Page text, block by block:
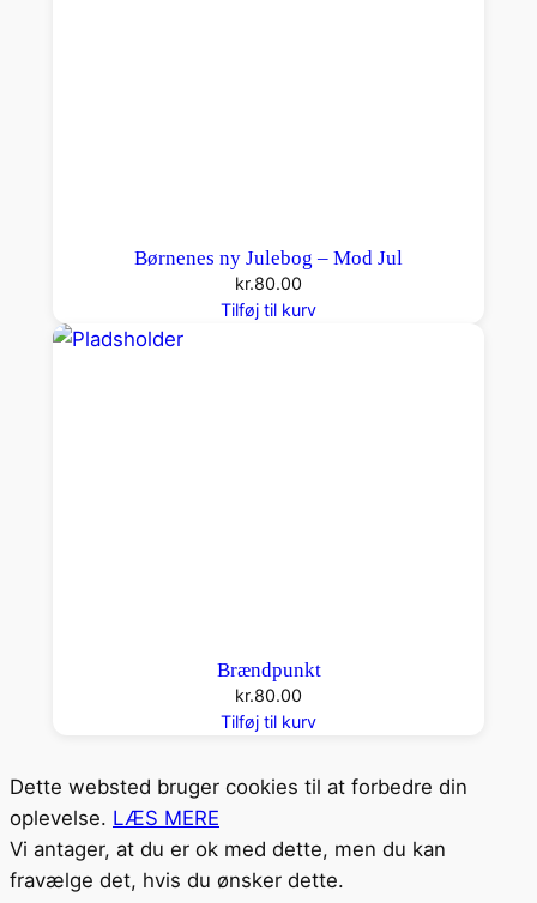
Børnenes ny Julebog – Mod Jul
kr.80.00
Tilføj til kurv
Brændpunkt
kr.80.00
Tilføj til kurv
Dette websted bruger cookies til at forbedre din
oplevelse. LÆS MERE
Vi antager, at du er ok med dette, men du kan
fravælge det, hvis du ønsker dette.